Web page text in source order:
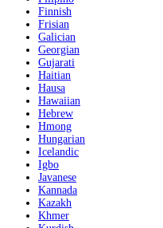
Finnish
Frisian
Galician
Georgian
Gujarati
Haitian
Hausa
Hawaiian
Hebrew
Hmong
Hungarian
Icelandic
Igbo
Javanese
Kannada
Kazakh
Khmer